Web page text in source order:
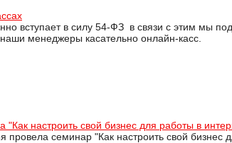
вступает в силу 54-ФЗ в связи с этим мы
менеджеры касательно онлайн-касс.
настроить свой бизнес для работы в
провела семинар "Как настроить свой бизнес